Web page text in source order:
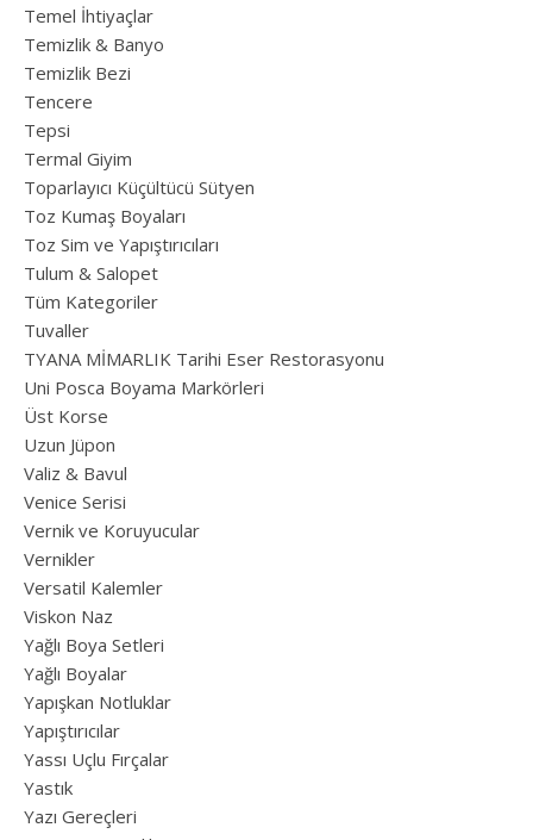
Temel İhtiyaçlar
Temizlik & Banyo
Temizlik Bezi
Tencere
Tepsi
Termal Giyim
Toparlayıcı Küçültücü Sütyen
Toz Kumaş Boyaları
Toz Sim ve Yapıştırıcıları
Tulum & Salopet
Tüm Kategoriler
Tuvaller
TYANA MİMARLIK Tarihi Eser Restorasyonu
Uni Posca Boyama Markörleri
Üst Korse
Uzun Jüpon
Valiz & Bavul
Venice Serisi
Vernik ve Koruyucular
Vernikler
Versatil Kalemler
Viskon Naz
Yağlı Boya Setleri
Yağlı Boyalar
Yapışkan Notluklar
Yapıştırıcılar
Yassı Uçlu Fırçalar
Yastık
Yazı Gereçleri